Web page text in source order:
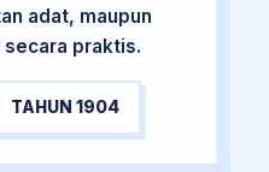
adat, maupun
praktis.
TAHUN 1904